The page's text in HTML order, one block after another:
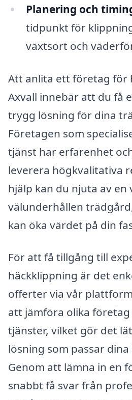
Planering och
tidpunkt för
växtsort och
Att anlita ett företag för
Axvall innebär att du få
trygg lösning för dina
Företagen som
tjänst har erfarenhet
leverera högkvalitativa
hjälp kan du njuta av en
välunderhållen
kan öka värdet på din
För att få tillgång till
häckklippning är det
offerter via vår
att jämföra olika företag
tjänster, vilket gör det
lösning som passar
Genom att lämna in en
snabbt få svar från